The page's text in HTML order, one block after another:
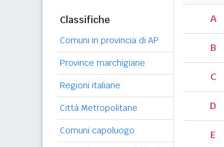
Classifiche
Comuni in provincia di AP
Province marchigiane
Regioni italiane
Città Metropolitane
Comuni capoluogo
A
B
C
D
E